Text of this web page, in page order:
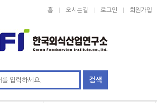
홈 오시는길 로그인 회원가입